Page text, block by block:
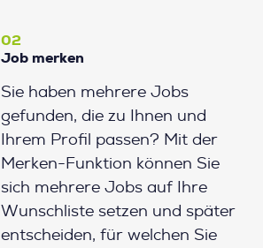
02
Job merken
Sie haben mehrere Jobs
gefunden, die zu Ihnen und
Ihrem Profil passen? Mit der
Merken-Funktion können Sie
sich mehrere Jobs auf Ihre
Wunschliste setzen und später
entscheiden, für welchen Sie